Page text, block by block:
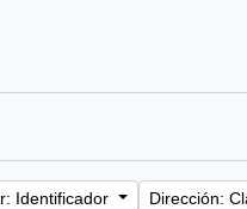
Identificador Dirección: